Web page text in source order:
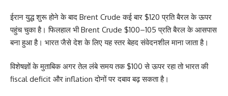
ईरान युद्ध शुरू होने के बाद Brent Crude कई बार $120 प्रति बैरल के ऊपर
पहुंच चुका है। फिलहाल भी Brent Crude $100–105 प्रति बैरल के आसपास
बना हुआ है। भारत जैसे देश के लिए यह स्तर बेहद संवेदनशील माना जाता है।
विशेषज्ञों के मुताबिक अगर तेल लंबे समय तक $100 से ऊपर रहा तो भारत की
fiscal deficit और inflation दोनों पर दबाव बढ़ सकता है।